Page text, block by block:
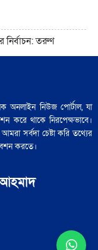
এমন এক যুদ্ধে ফিরছেন,
সহজ বিজয়ের সুযোগ
নির্বাচন: তরুণ
চোখে পড়ার মতো
নির্বাচনী প্রশিক্ষণ
তালিকা শিগগিরই
রহমান
ও নাসীরের
অনলাইন নিউজ পোর্টাল, যা
করে থাকে নিরপেক্ষভাবে।
সর্বদা চেষ্টা করি তথ্যের
করতে।